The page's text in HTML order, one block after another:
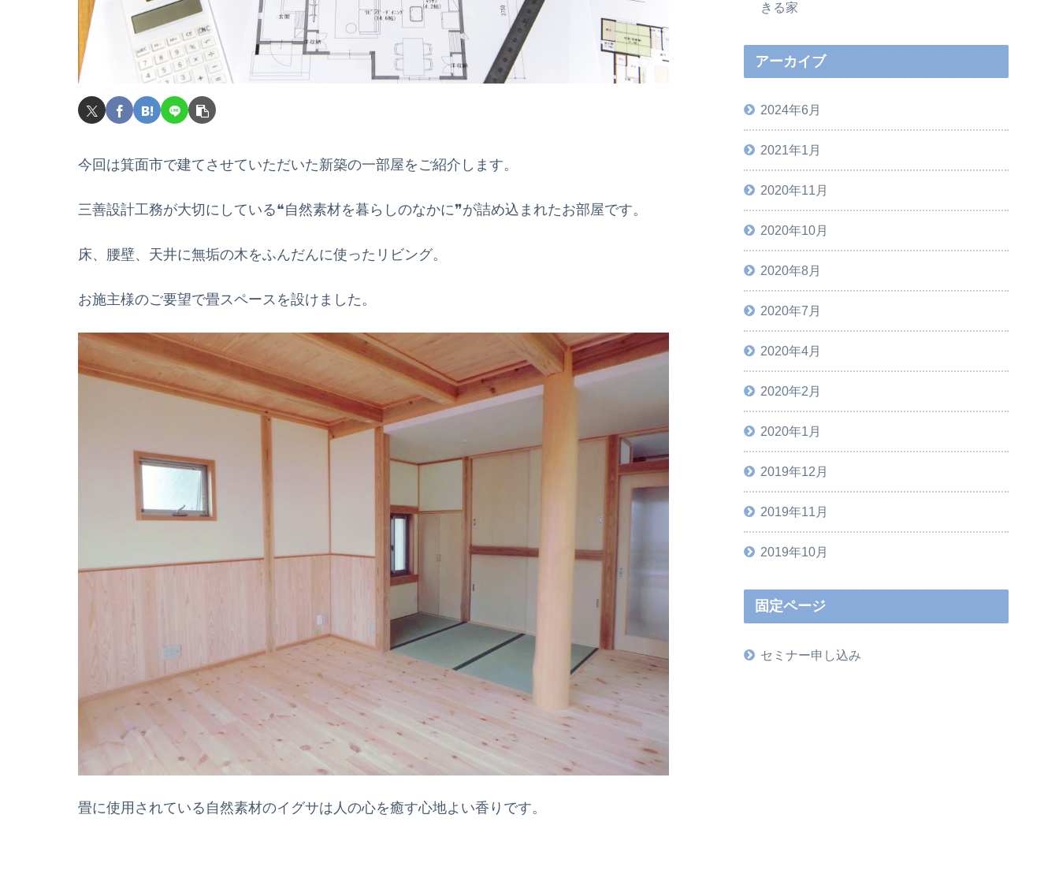
今回は箕面市で建てさせていただいた新築の一部屋をご紹介します。
三善設計工務が大切にしている❝自然素材を暮らしのなかに❞が詰め込まれたお部屋です。
床、腰壁、天井に無垢の木をふんだんに使ったリビング。
お施主様のご要望で畳スペースを設けました。
畳に使用されている自然素材のイグサは人の心を癒す心地よい香りです。
きる家
アーカイブ
2024年6月
2021年1月
2020年11月
2020年10月
2020年8月
2020年7月
2020年4月
2020年2月
2020年1月
2019年12月
2019年11月
2019年10月
固定ページ
セミナー申し込み